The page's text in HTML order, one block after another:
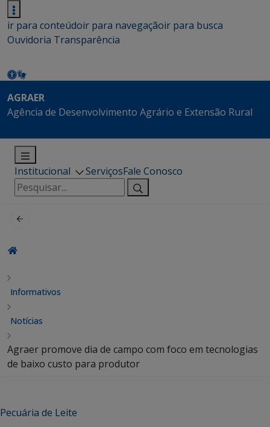
ir para conteúdoir para navegaçãoir para busca
Ouvidoria Transparência
AGRAER
Agência de Desenvolvimento Agrário e Extensão Rural
Institucional ServiçosFale Conosco
Pesquisar
por:
Informativos
Notícias
Agraer promove dia de campo com foco em tecnologias
de baixo custo para produtor
Pecuária de Leite